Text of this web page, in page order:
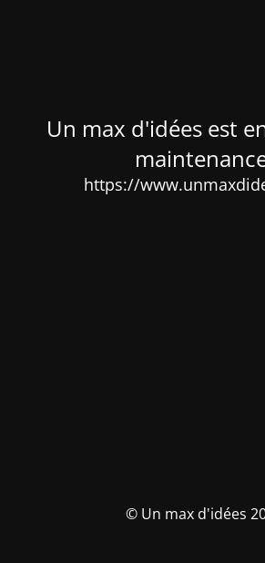
Un max d'idées est
https://
© Un max d'idées